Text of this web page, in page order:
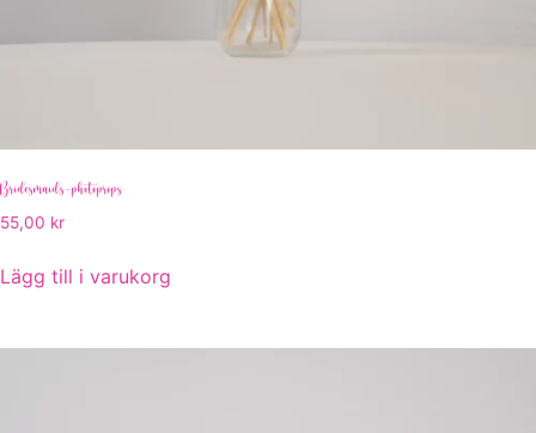
Bridesmaids-photoprops
55,00 kr
Lägg till i varukorg